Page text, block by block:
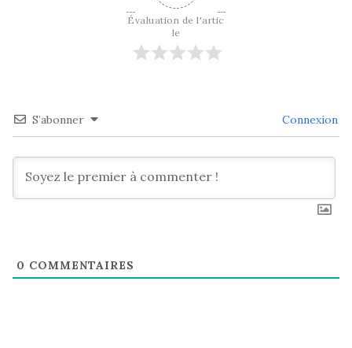
Évaluation de l'artic
le
S’abonner Connexion
0 COMMENTAIRES